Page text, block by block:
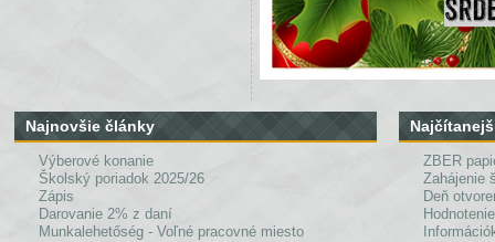
Najnovšie články
Výberové konanie
Školský poriadok 2025/26
Zápis
Darovanie 2% z daní
Munkalehetőség - Voľné pracovné miesto
ZBER
Zahájenie
Deň